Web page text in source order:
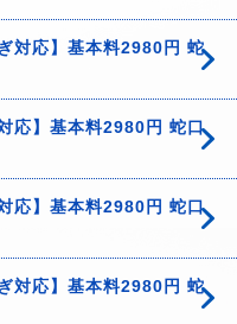
対応】基本料2980円 蛇
応】基本料2980円 蛇口
応】基本料2980円 蛇口
対応】基本料2980円 蛇